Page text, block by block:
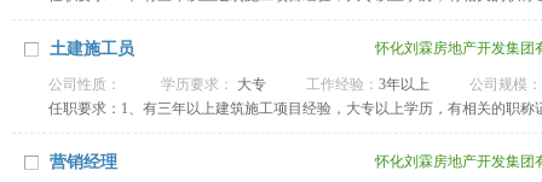
土建施工员 怀化刘霖房地产开发集团
公司性质： 学历要求： 大专 工作经验： 3年以上
公司规模：
任职要求：1、有三年以上建筑施工项目经验，大专以上学历，有相关的职称
营销经理 怀化刘霖房地产开发集团